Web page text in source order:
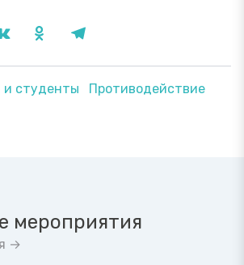
и студенты
Противодействие
мероприятия
→